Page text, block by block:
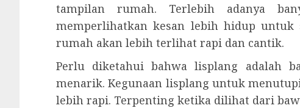
tampilan rumah. Terlebih adanya
memperlihatkan kesan lebih hidup untuk
rumah akan lebih terlihat rapi dan cantik.
Perlu diketahui bahwa lisplang adalah
menarik. Kegunaan lisplang untuk
lebih rapi. Terpenting ketika dilihat dari